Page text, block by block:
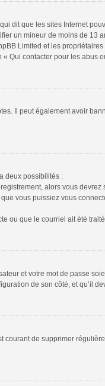
dit que les sites Internet
un mineur de moins de
Limited et les
Qui contacter pour les abus
Il peut également avoir
deux possibilités :
alors vous
vous puissiez vous
ou que le courriel ait été
et votre mot de passe
de son côté, et qu’il
courant de supprimer